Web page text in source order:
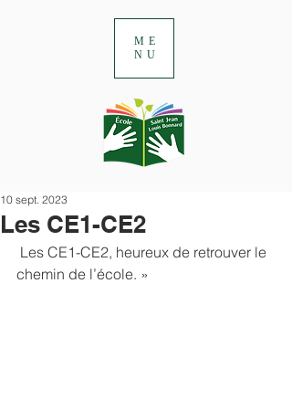
ME
NU
Les CE1-CE2
10 sept. 2023
chemin de l’école. »